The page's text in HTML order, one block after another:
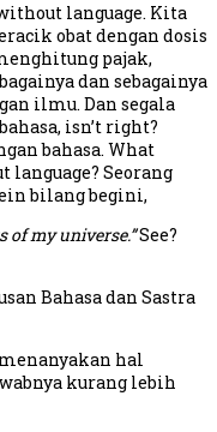
language. Kita
obat dengan dosis
pajak,
dan sebagainya
ilmu. Dan segala
isn’t right?
bahasa. What
Seorang
bilang begini,
of my universe.”See?
Bahasa dan Sastra
hal
kurang lebih